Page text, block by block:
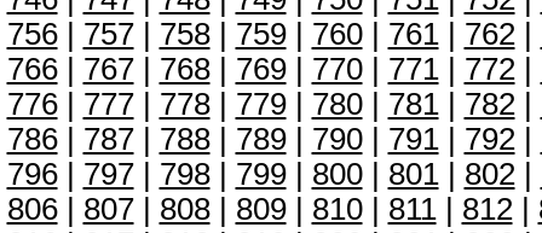
756| 757| 758| 759| 760| 761| 762|
766| 767| 768| 769| 770| 771| 772|
776| 777| 778| 779| 780| 781| 782|
786| 787| 788| 789| 790| 791| 792|
796| 797| 798| 799| 800| 801| 802|
806| 807| 808| 809| 810| 811| 812|